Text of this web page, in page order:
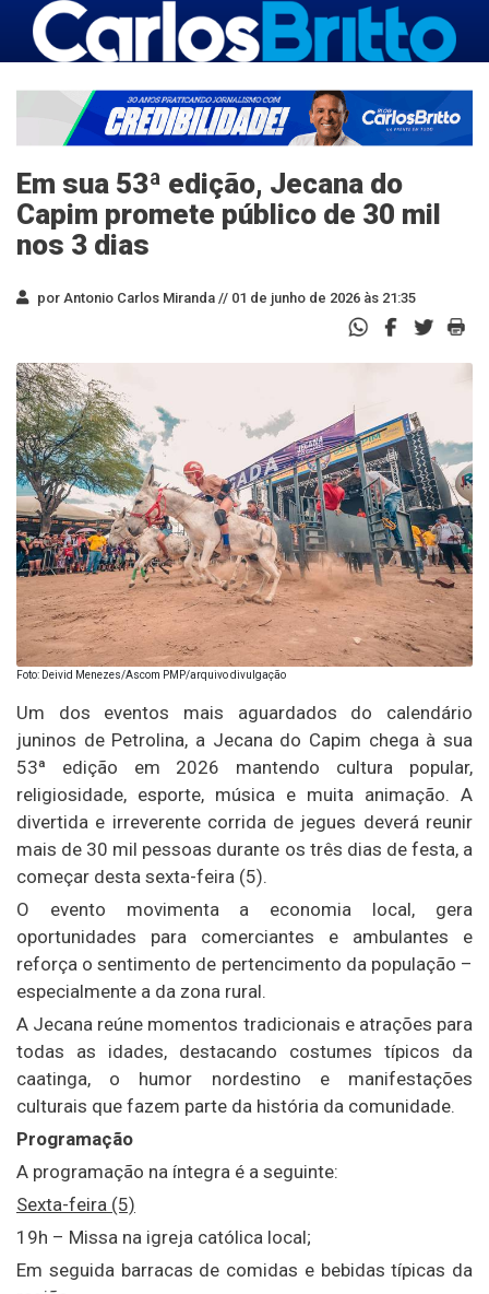
Em sua 53ª edição, Jecana do
Capim promete público de 30 mil
nos 3 dias
por Antonio Carlos Miranda // 01 de junho de 2026 às 21:35
Foto: Deivid Menezes/Ascom PMP/arquivo divulgação
Um dos eventos mais aguardados do calendário
juninos de Petrolina, a Jecana do Capim chega à sua
53ª edição em 2026 mantendo cultura popular,
religiosidade, esporte, música e muita animação. A
divertida e irreverente corrida de jegues deverá reunir
mais de 30 mil pessoas durante os três dias de festa, a
começar desta sexta-feira (5).
O evento movimenta a economia local, gera
oportunidades para comerciantes e ambulantes e
reforça o sentimento de pertencimento da população –
especialmente a da zona rural.
A Jecana reúne momentos tradicionais e atrações para
todas as idades, destacando costumes típicos da
caatinga, o humor nordestino e manifestações
culturais que fazem parte da história da comunidade.
Programação
A programação na íntegra é a seguinte:
Sexta-feira (5)
19h – Missa na igreja católica local;
Em seguida barracas de comidas e bebidas típicas da